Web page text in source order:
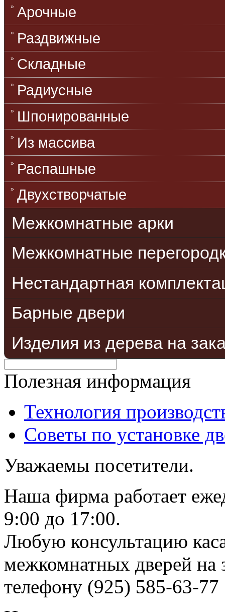
Арочные
Раздвижные
Складные
Радиусные
Шпонированные
Из массива
Распашные
Двухстворчатые
Межкомнатные арки
Межкомнатные
Нестандартная
Барные двери
Изделия из дерева на
Полезная информация
Технология
Советы по установке
Уважаемы посетители.
Наша фирма работает
9:00 до 17:00.
Любую консультацию
межкомнатных дверей на
телефону (925) 585-63-77